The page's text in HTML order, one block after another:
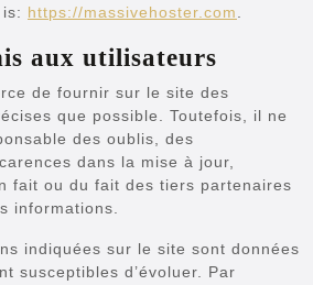
https://massivehoster.com
aux utilisateurs
de fournir sur le site des
que possible. Toutefois, il ne
des oublis, des
dans la mise à jour,
fait ou du fait des tiers partenaires
informations.
indiquées sur le site sont données
susceptibles d’évoluer. Par